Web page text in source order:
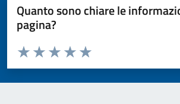
Quanto sono chiare le
pagina?
Valuta da 1 a 5 stelle la pagina
Valuta 5 stelle su 5
Valuta 4 stelle su 5
Valuta 3 stelle su 5
Valuta 2 stelle su 5
Valuta 1 stelle su 5